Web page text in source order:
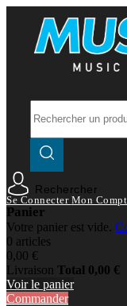
Rechercher
Se Connecter Mon
Panier
Votre panier est vide.
0 articles
0,00 €
Livraison Total 0,00 €
Voir le panier
Commander